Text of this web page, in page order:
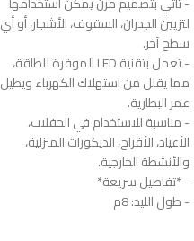
لتزيين الجدران، السقوف، الأشجار، أو أي
سطح آخر.
- تعمل بتقنية LED الموفرة للطاقة،
مما يقلل من استهلاك الكهرباء ويطيل
عمر البطارية.
- مناسبة للاستخدام في الحفلات،
الأعياد، الأفراح، الديكورات المنزلية،
والأنشطة الخارجية.
- *تفاصيل سريعة*
- طول الليد: 8م